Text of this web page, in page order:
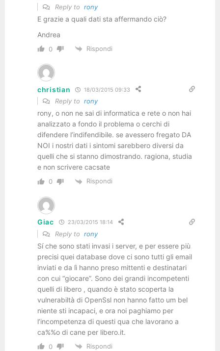
Reply to rony
E grazie a quali dati sta affermando ciò?
Andrea
0 Rispondi
christian 18/03/2015 09:33
Reply to rony
rony, o non ne sai di informatica e rete o non hai
analizzato a fondo il problema o cerchi di
difendere l’indifendibile. se avessero fregato DA
NOI i nostri dati i sintomi sarebbero diversi da
quelli che si stanno dimostrando. ragiona, studia
e non scrivere cacsate
0 Rispondi
Giac 23/03/2015 18:14
Reply to rony
Sí che sono stati invasi i server, e per essere più
precisi quei database dove ci sono tutti gli email
inviati e da lì hanno preso mittenti e destinatari
con cui “giocare”. Sono dei grandi incompetenti
quelli di libero , quando è stato scoperta la
vulnerabiltà di OpenSsl non hanno fatto um bel
niente sti incapaci, e ora noi paghiamo per
l’incompetenza di questi qua che lavorano a
ca%%o di cane per libero.it.
0 Rispondi